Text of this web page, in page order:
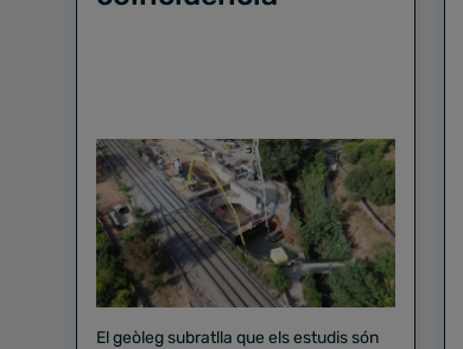
El geòleg subratlla que els estudis són